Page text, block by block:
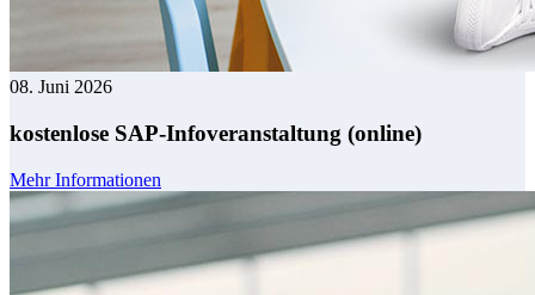
08. Juni 2026
kostenlose SAP-Infoveranstaltung (online)
Mehr Informationen